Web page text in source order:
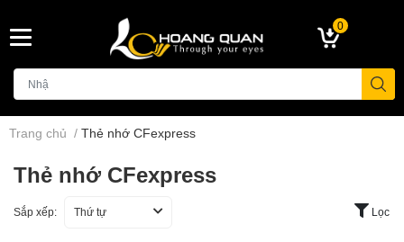
0
Trang chủ / Thẻ nhớ CFexpress
Thẻ nhớ CFexpress
Sắp xếp: Thứ tự Lọc